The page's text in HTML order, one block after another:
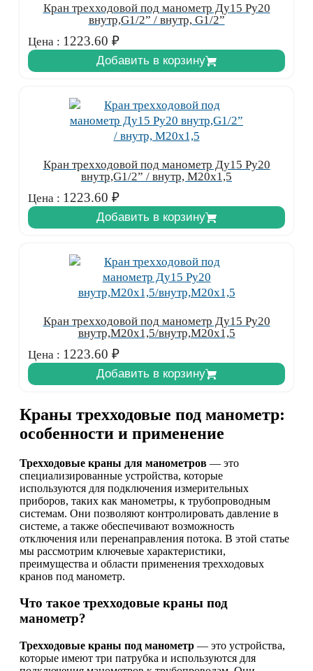
Кран трехходовой под манометр Ду15 Ру20
внутр,G1/2” / внутр, G1/2”
Цена : 1223.60 ₽
Добавить в корзину
Кран трехходовой под манометр Ду15 Ру20
внутр,G1/2” / внутр, М20х1,5
Цена : 1223.60 ₽
Добавить в корзину
Кран трехходовой под манометр Ду15 Ру20
внутр,М20х1,5/внутр,М20х1,5
Цена : 1223.60 ₽
Добавить в корзину
Краны трехходовые под манометр:
особенности и применение
Трехходовые краны для манометров — это
специализированные устройства, которые
используются для подключения измерительных
приборов, таких как манометры, к трубопроводным
системам. Они позволяют контролировать давление в
системе, а также обеспечивают возможность
отключения или перенаправления потока. В этой статье
мы рассмотрим ключевые характеристики,
преимущества и области применения трехходовых
кранов под манометр.
Что такое трехходовые краны под
манометр?
Трехходовые краны под манометр — это устройства,
которые имеют три патрубка и используются для